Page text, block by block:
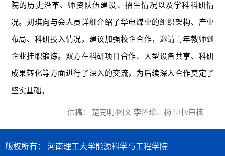
院的历史沿革、师资队伍建设、招生情况以及学科科研情
况。刘琪向与会人员详细介绍了华电煤业的组织架构、产业
布局、科研投入情况，建议加强校企合作，邀请青年教师到
企业挂职锻炼。双方在科研项目合作、大型设备共享、科研
成果转化等方面进行了深入的交流，为后续深入合作奠定了
坚实基础。
供稿： 楚克明/图文 李怀珍、杨玉中/审核
版权所有： 河南理工大学能源科学与工程学院